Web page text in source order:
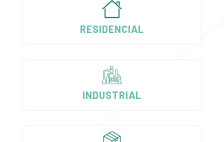
RESIDENCIAL
INDUSTRIAL